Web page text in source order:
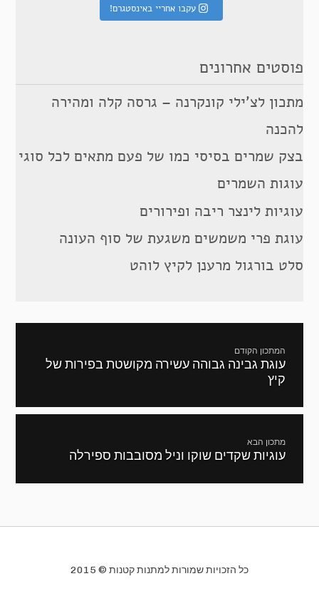
עקבו אחריי באינסטגרם!
פוסטים אחרונים
מתכון לצ’ילי קונקרנה – גרסה קלה ומהירה
להכנה
בצק שמרים בסיסי כמו של פעם מתאים לכל סוגי
עוגות השמרים
עוגיות לינצר ריבה ופירורים
עוגת פרי משמשים משגעת של סוף העונה
סלט בורגול מרענן לקיץ לוהט
המתכון הקודם
מתכון
קודם:
עוגת גבינה גבוהה עשירה מקושטת בפירות של
קיץ
מתכון הבא
המתכון
עוגיות שקדים שוקו וניל מסובבות ספירלה
כל הזכויות שמורות למתנות קטנות © 2015